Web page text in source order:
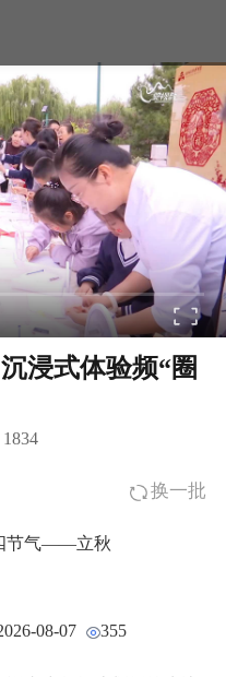
浸式体验频“圈
1834
换一批
节气——立秋
08-07 355